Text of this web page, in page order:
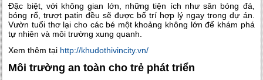
Đặc biệt, với không gian lớn, những tiện ích như sân bóng đá,
bóng rổ, trượt patin đều sẽ được bố trí hợp lý ngay trong dự án.
Vườn tuổi thơ lại cho các bé một khoảng không lớn để khám phá
tự nhiên và môi trường xung quanh.
Xem thêm tại http://khudothivincity.vn/
Môi trường an toàn cho trẻ phát triển